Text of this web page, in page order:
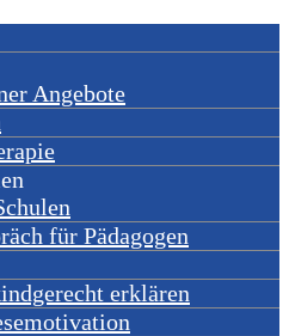
Angebote
für Pädagogen
erklären